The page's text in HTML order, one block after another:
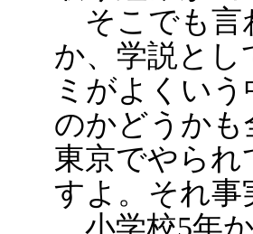
そこでも言
か、学説と
ミがよくい
のかどうか
東京でやら
すよ。それ事
小学校5年